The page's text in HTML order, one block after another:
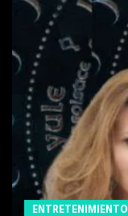
ENTRETENIMIENTO